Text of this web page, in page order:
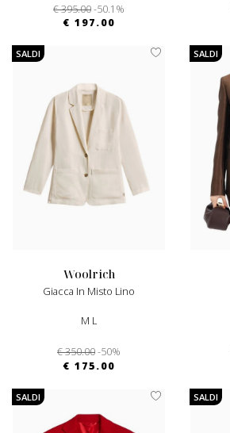
€ 395.00-50.1%
€ 197.00
SALDI
woolrich
Giacca In Misto Lino
M L
€ 350.00-50%
€ 175.00
SALDI
SALDI SALDI